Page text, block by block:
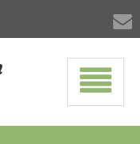
ein-/